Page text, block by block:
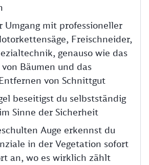
Umgang mit professioneller
Freischneider,
genauso wie das
Bäumen und das
von Schnittgut
beseitigst du selbstständig
Sinne der Sicherheit
Auge erkennst du
in der Vegetation sofort
an, wo es wirklich zählt